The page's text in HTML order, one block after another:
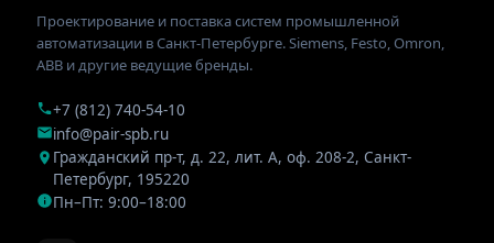
Проектирование и поставка систем промышленной
автоматизации в Санкт-Петербурге. Siemens, Festo, Omron,
ABB и другие ведущие бренды.
+7 (812) 740-54-10
info@pair-spb.ru
Гражданский пр-т, д. 22, лит. А, оф. 208-2, Санкт-
Петербург, 195220
Пн–Пт: 9:00–18:00